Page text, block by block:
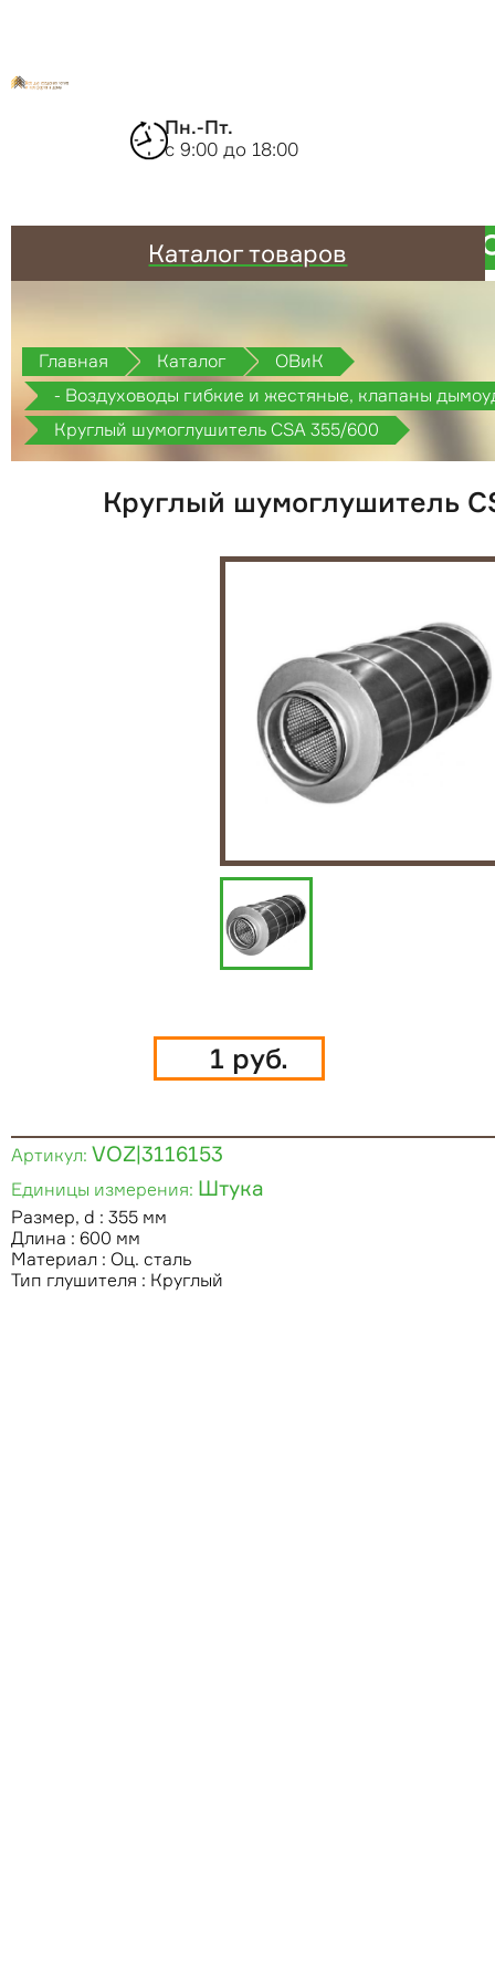
Пн.-Пт.
с 9:00 до 18:00
Каталог товаров
Главная Каталог
ОВиК
- Воздуховоды гибкие и жестяные, клапаны
противопожарные
Круглый шумоглушитель CSA 355/600
Круглый шумоглушитель
1 руб.
Артикул: VOZ|3116153
Единицы измерения: Штука
Размер, d : 355 мм
Длина : 600 мм
Материал : Оц. сталь
Тип глушителя : Круглый